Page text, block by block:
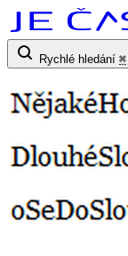
Rychlé hledání ⌘